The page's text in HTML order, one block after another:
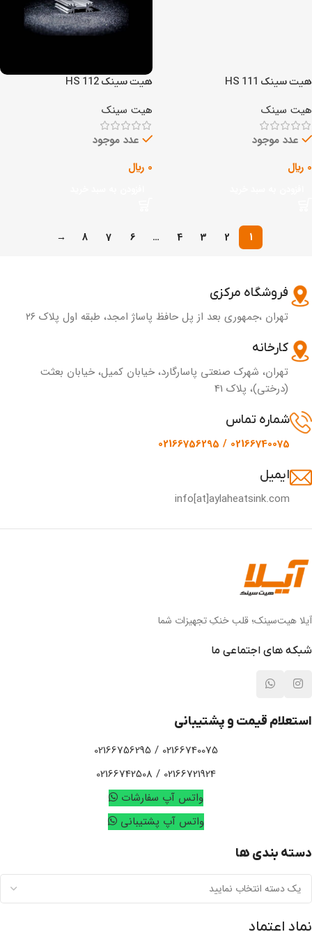
هیت سینک HS 111
هیت سینک
عدد موجود
0 ﷼
هیت سینک HS 112
هیت سینک
عدد موجود
0 ﷼
1
2
3
4
…
6
7
8
→
فروشگاه مرکزی
تهران ،جمهوری بعد از پل حافظ پاساژ امجد، طبقه اول پلاک ۲۶
کارخانه
تهران، شهرک صنعتی پاسارگارد، خیابان کمیل، خیابان بعثت
(درختی)، پلاک 41
شماره تماس
02166740075 / 02166756295
ایمیل
info[at]aylaheatsink.com
آیلا هیت‌سینک؛ قلب خنکِ تجهیزات شما
شبکه های اجتماعی ما
استعلام قیمت و پشتیبانی
02166740075 / 02166756295
02166721924 / 02166742508
واتس آپ سفارشات
واتس آپ پشتیبانی
دسته بندی ها
نماد اعتماد